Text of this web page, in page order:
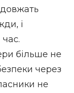
і
більше не
через
не